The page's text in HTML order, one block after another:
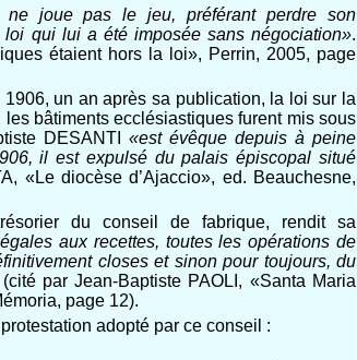
ne joue pas le jeu, préférant perdre son
loi qui lui a été imposée sans négociation».
étaient hors la loi», Perrin, 2005, page
un an après sa publication, la loi sur la
bâtiments ecclésiastiques furent mis sous
DESANTI
«est évêque depuis à peine
il est expulsé du palais épiscopal situé
«Le diocèse d’Ajaccio», ed. Beauchesne,
du conseil de fabrique, rendit sa
aux recettes, toutes les opérations de
closes et sinon pour toujours, du
(cité par Jean-Baptiste PAOLI, «Santa Maria
page 12).
adopté par ce conseil :